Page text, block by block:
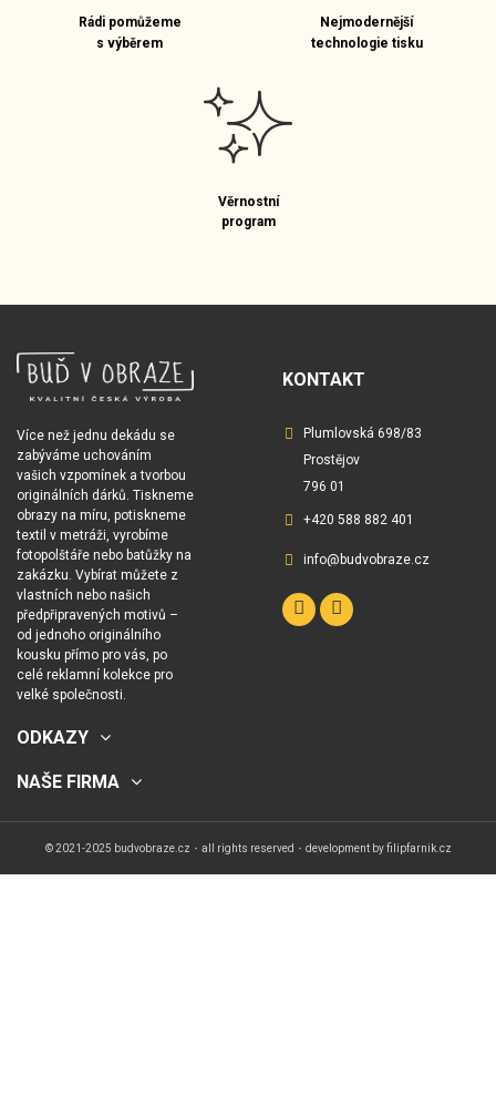
Rádi pomůžeme
s výběrem
Nejmodernější
technologie tisku
Věrnostní
program
Více než jednu dekádu se
zabýváme uchováním
vašich vzpomínek a tvorbou
originálních dárků. Tiskneme
obrazy na míru, potiskneme
textil v metráži, vyrobíme
fotopolštáře nebo batůžky na
zakázku. Vybírat můžete z
vlastních nebo našich
předpřipravených motivů –
od jednoho originálního
kousku přímo pro vás, po
celé reklamní kolekce pro
velké společnosti.
KONTAKT
Plumlovská 698/83
Prostějov
796 01
+420 588 882 401
info@budvobraze.cz
ODKAZY
NAŠE FIRMA
© 2021-2025 budvobraze.cz・all rights reserved・development byfilipfarnik.cz